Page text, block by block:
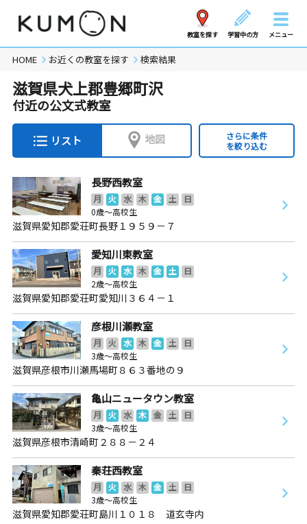
教室を探す 学習中の方 メニュー
HOME お近くの教室を探す 検索結果
滋賀県犬上郡豊郷町沢
付近の公文式教室
リスト 地図
さらに条件
を絞り込む
長野西教室
月 火 水 木 金 土
日
0歳～高校生
滋賀県愛知郡愛荘町長野１９５９－７
愛知川東教室
月 火 水 木 金 土
日
2歳～高校生
滋賀県愛知郡愛荘町愛知川３６４－１
彦根川瀬教室
月 火 水 木 金 土
日
3歳～高校生
滋賀県彦根市川瀬馬場町８６３番地の９
亀山ニュータウン教室
月 火 水 木 金 土
日
3歳～高校生
滋賀県彦根市清崎町２８８－２４
秦荘西教室
月 火 水 木 金 土
日
3歳～高校生
滋賀県愛知郡愛荘町島川１０１８ 道玄寺内